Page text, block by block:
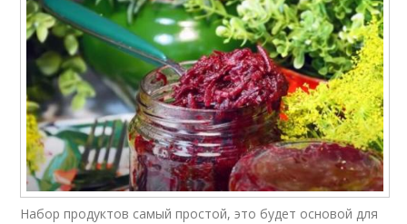
Набор продуктов самый простой, это будет основой для